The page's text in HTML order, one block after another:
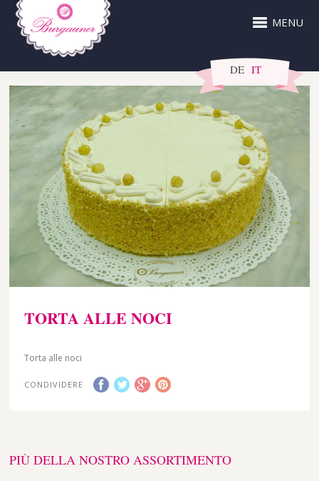
MENU
DE IT
TORTA ALLE NOCI
Torta alle noci
CONDIVIDERE
PIÙ DELLA NOSTRO ASSORTIMENTO